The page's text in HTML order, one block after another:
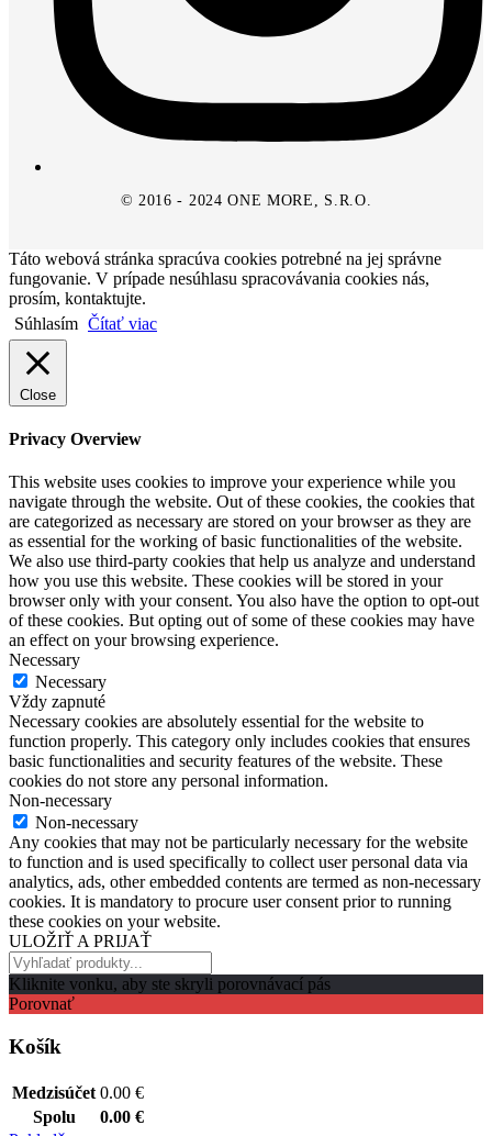
© 2016 - 2024 ONE MORE, S.R.O.
Táto webová stránka spracúva cookies potrebné na jej správne
fungovanie. V prípade nesúhlasu spracovávania cookies nás,
prosím, kontaktujte.
Súhlasím Čítať viac
Close
Privacy Overview
This website uses cookies to improve your experience while you
navigate through the website. Out of these cookies, the cookies that
are categorized as necessary are stored on your browser as they are
as essential for the working of basic functionalities of the website.
We also use third-party cookies that help us analyze and understand
how you use this website. These cookies will be stored in your
browser only with your consent. You also have the option to opt-out
of these cookies. But opting out of some of these cookies may have
an effect on your browsing experience.
Necessary
Necessary
Vždy zapnuté
Necessary cookies are absolutely essential for the website to
function properly. This category only includes cookies that ensures
basic functionalities and security features of the website. These
cookies do not store any personal information.
Non-necessary
Non-necessary
Any cookies that may not be particularly necessary for the website
to function and is used specifically to collect user personal data via
analytics, ads, other embedded contents are termed as non-necessary
cookies. It is mandatory to procure user consent prior to running
these cookies on your website.
ULOŽIŤ A PRIJAŤ
Kliknite vonku, aby ste skryli porovnávací pás
Porovnať
Košík
Medzisúčet 0.00 €
Spolu
0.00 €